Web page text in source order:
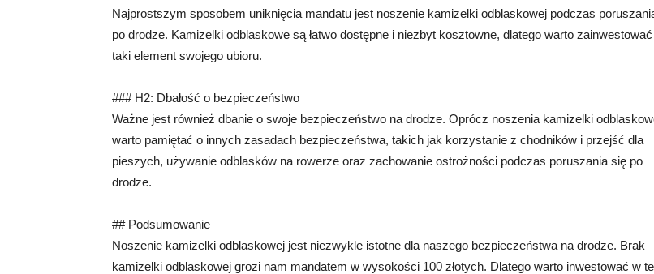
Najprostszym sposobem uniknięcia mandatu jest noszenie kamizelki odblaskowej podczas
po drodze. Kamizelki odblaskowe są łatwo dostępne i niezbyt kosztowne, dlatego warto
taki element swojego ubioru.
### H2: Dbałość o bezpieczeństwo
Ważne jest również dbanie o swoje bezpieczeństwo na drodze. Oprócz noszenia kamizelki
warto pamiętać o innych zasadach bezpieczeństwa, takich jak korzystanie z chodników i przejść dla
pieszych, używanie odblasków na rowerze oraz zachowanie ostrożności podczas poruszania się po
drodze.
## Podsumowanie
Noszenie kamizelki odblaskowej jest niezwykle istotne dla naszego bezpieczeństwa na drodze. Brak
kamizelki odblaskowej grozi nam mandatem w wysokości 100 złotych. Dlatego warto inwestować w